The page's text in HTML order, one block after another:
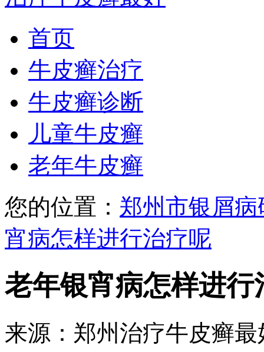
首页
牛皮癣治疗
牛皮癣诊断
儿童牛皮癣
老年牛皮癣
您的位置： 郑州市银屑病
宵病怎样进行治疗呢
老年银宵病怎样进行
来源：郑州治疗牛皮癣